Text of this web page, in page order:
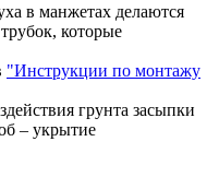
в манжетах делаются
которые
"Инструкции по монтажу
грунта засыпки
– укрытие